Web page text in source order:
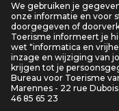
We gebruiken je
onze informatie en voor
doorgegeven of
Toerisme informeert je
wet "informatica en
inzage en wijziging van
krijgen tot je
Bureau voor Toerisme
Marennes - 22 rue
46 85 65 23